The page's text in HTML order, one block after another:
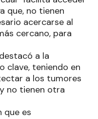
que, no tienen
acercarse al
cercano, para
a la
clave, teniendo en
a los tumores
no tienen otra
que es